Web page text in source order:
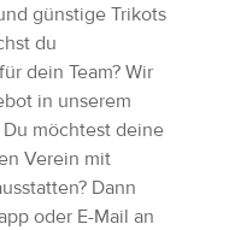
günstige Trikots
du
dein Team? Wir
in unserem
möchtest deine
Verein mit
Dann
oder E-Mail an